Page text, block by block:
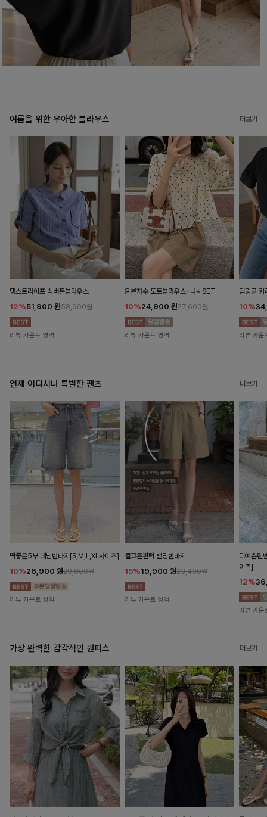
여름을 위한 우아한 블라우스 더보기
댕스트라이프 백버튼블라우스
12%51,900 원58,900원
리뷰 카운트 영역
율븐자수 도트블라우스+나시SET
10%24,900 원27,600원
리뷰 카운트 영역
덤링클 카
10%
리뷰 카운
언제 어디서나 특별한 팬츠 더보기
딱좋은5부 데님반바지[S,M,L,XL사이즈]
10%26,900 원29,800원
리뷰 카운트 영역
쿨코튼핀턱 밴딩반바지
15%19,900 원23,400원
리뷰 카운트 영역
더예쁜린
이즈]
12%
리뷰 카운
가장 완벽한 감각적인 원피스 더보기